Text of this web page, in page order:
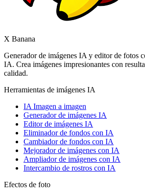
X Banana
Generador de imágenes IA y editor de fotos
IA. Crea imágenes impresionantes con
calidad.
Herramientas de imágenes IA
IA Imagen a imagen
Generador de imágenes IA
Editor de imágenes IA
Eliminador de fondos con IA
Cambiador de fondos con IA
Mejorador de imágenes con IA
Ampliador de imágenes con IA
Intercambio de rostros con IA
Efectos de foto